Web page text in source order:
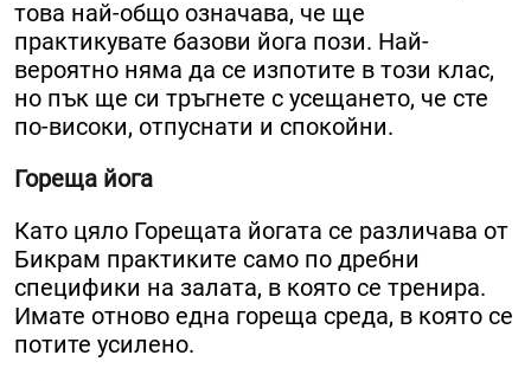
това най-общо означава, че ще
практикувате базови йога пози. Най-
вероятно няма да се изпотите в този клас,
но пък ще си тръгнете с усещането, че сте
по-високи, отпуснати и спокойни.
Гореща йога
Като цяло Горещата йогата се различава от
Бикрам практиките само по дребни
специфики на залата, в която се тренира.
Имате отново една гореща среда, в която се
потите усилено.